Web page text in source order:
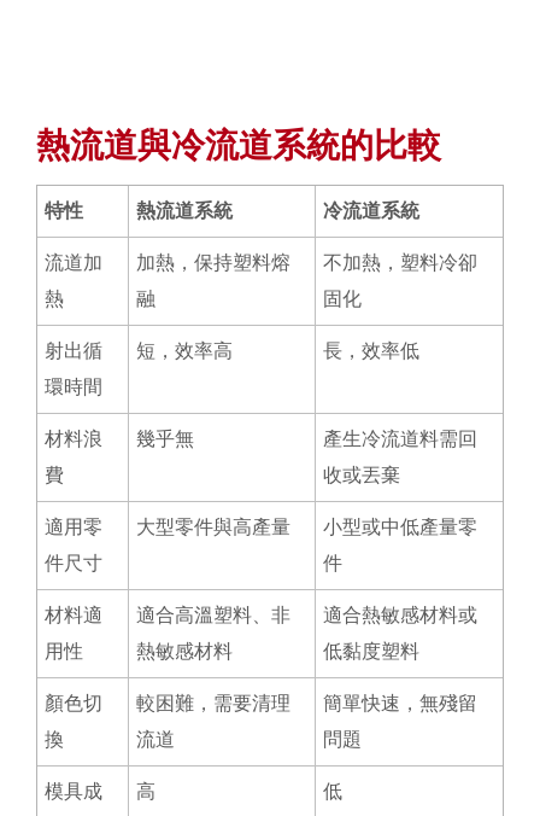
熱流道與冷流道系統的比較
特性 熱流道系統 冷流道系統
流道加
熱
加熱，保持塑料熔
融
不加熱，塑料冷卻
固化
射出循
環時間
短，效率高 長，效率低
材料浪
費
幾乎無
產生冷流道料需回
收或丟棄
適用零
件尺寸
大型零件與高產量
小型或中低產量零
件
材料適
用性
適合高溫塑料、非
熱敏感材料
適合熱敏感材料或
低黏度塑料
顏色切
換
較困難，需要清理
流道
簡單快速，無殘留
問題
模具成
高 低